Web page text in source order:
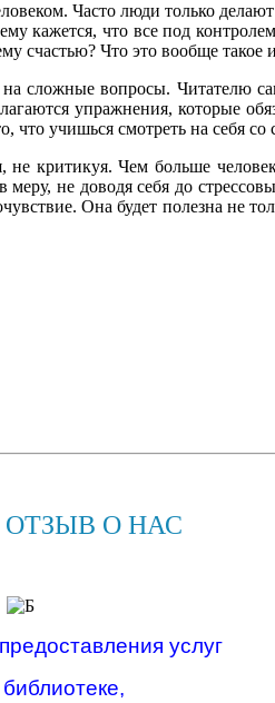
Часто люди только
кажется, что все под
счастью? Что это вообще такое
сложные вопросы. Читателю
упражнения, которые
учишься смотреть на себя со
критикуя. Чем больше
не доводя себя до
Она будет полезна не
ОТЗЫВ О НАС
услуг